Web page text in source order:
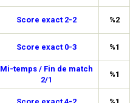
Score exact 2-2 %2
Score exact 0-3 %1
Mi-temps / Fin de match
2/1
%1